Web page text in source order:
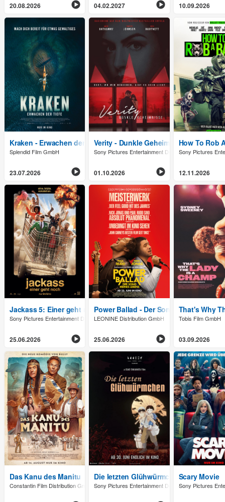
20.08.2026 04.02.2027 10.09.2026
Kraken - Erwachen der Tiefe
Splendid Film GmbH
23.07.2026
Verity - Dunkle Geheimnisse
Sony Pictures Entertainment Deutschland GmbH
01.10.2026
How To Rob
Sony Pictures
12.11.2026
Jackass 5: Einer geht noch
Sony Pictures Entertainment Deutschland GmbH
25.06.2026
Power Ballad - Der Song meines
LEONINE Distribution GmbH
25.06.2026
That's Why
Tobis Film GmbH
03.09.2026
Das Kanu des Manitu
Constantin Film Distribution GmbH
Die letzten Glühwürmchen
Sony Pictures Entertainment Deutschland GmbH
Scary Movie
Sony Pictures